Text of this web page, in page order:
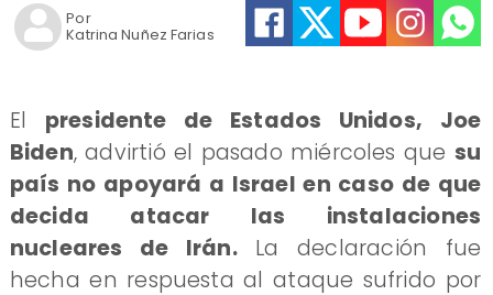
Katrina Nuñez Farias
Por
El presidente de Estados Unidos, Joe
Biden, advirtió el pasado miércoles que su
país no apoyará a Israel en caso de que
decida atacar las instalaciones
nucleares de Irán.La declaración fue
hecha en respuesta al ataque sufrido por